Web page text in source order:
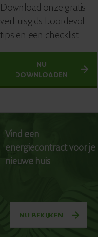
Download onze gratis
verhuisgids boordevol
tips en een checklist
NU
DOWNLOADEN
Vind een
energiecontract voor je
nieuwe huis
NU BEKIJKEN